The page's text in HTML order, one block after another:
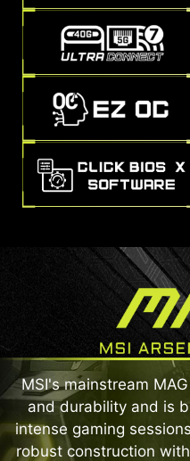
MSI's mainstream
and durability and is
intense gaming
robust construction